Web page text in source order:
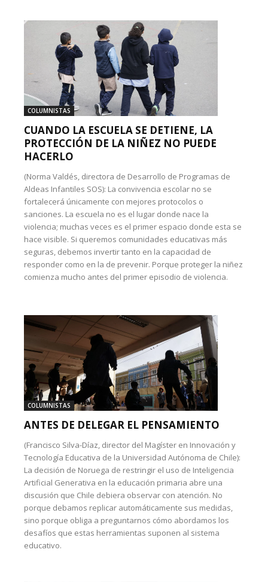
COLUMNISTAS
CUANDO LA ESCUELA SE DETIENE, LA
PROTECCIÓN DE LA NIÑEZ NO PUEDE
HACERLO
(Norma Valdés, directora de Desarrollo de Programas de
Aldeas Infantiles SOS): La convivencia escolar no se
fortalecerá únicamente con mejores protocolos o
sanciones. La escuela no es el lugar donde nace la
violencia; muchas veces es el primer espacio donde esta se
hace visible. Si queremos comunidades educativas más
seguras, debemos invertir tanto en la capacidad de
responder como en la de prevenir. Porque proteger la niñez
comienza mucho antes del primer episodio de violencia.
COLUMNISTAS
ANTES DE DELEGAR EL PENSAMIENTO
(Francisco Silva-Díaz, director del Magíster en Innovación y
Tecnología Educativa de la Universidad Autónoma de Chile):
La decisión de Noruega de restringir el uso de Inteligencia
Artificial Generativa en la educación primaria abre una
discusión que Chile debiera observar con atención. No
porque debamos replicar automáticamente sus medidas,
sino porque obliga a preguntarnos cómo abordamos los
desafíos que estas herramientas suponen al sistema
educativo.